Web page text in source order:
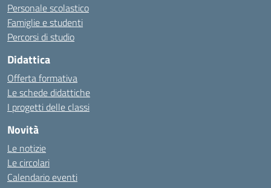
Personale scolastico
Famiglie e studenti
Percorsi di studio
Didattica
Offerta formativa
Le schede didattiche
I progetti delle classi
Novità
Le notizie
Le circolari
Calendario eventi